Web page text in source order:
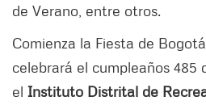
de Verano, entre otros.
Comienza la Fiesta de
celebrará el cumpleaños 485
el Instituto Distrital de